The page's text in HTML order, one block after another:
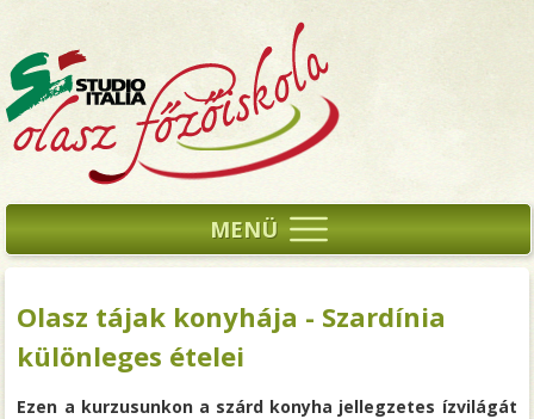
MENÜ
Olasz tájak konyhája - Szardínia
különleges ételei
Ezen a kurzusunkon a szárd konyha jellegzetes ízvilágát